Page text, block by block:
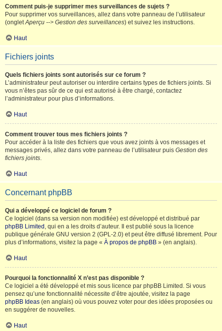
Comment puis-je supprimer mes surveillances de sujets ?
Pour supprimer vos surveillances, allez dans votre panneau de l’utilisateur
(ongletAperçu --> Gestion des surveillances) et suivez les instructions.
Haut
Fichiers joints
Quels fichiers joints sont autorisés sur ce forum ?
L’administrateur peut autoriser ou interdire certains types de fichiers joints. Si
vous n’êtes pas sûr de ce qui est autorisé à être chargé, contactez
l’administrateur pour plus d’informations.
Haut
Comment trouver tous mes fichiers joints ?
Pour accéder à la liste des fichiers que vous avez joints à vos messages et
messages privés, allez dans votre panneau de l’utilisateur puis Gestion des
fichiers joints.
Haut
Concernant phpBB
Qui a développé ce logiciel de forum ?
Ce logiciel (dans sa version non modifiée) est développé et distribué par
phpBB Limited , qui en a les droits d’auteur. Il est publié sous la licence
publique générale GNU version 2 (GPL-2.0) et peut être diffusé librement. Pour
plus d’informations, visitez la page « À propos de phpBB » (en anglais).
Haut
Pourquoi la fonctionnalité X n’est pas disponible ?
Ce logiciel a été développé et mis sous licence par phpBB Limited. Si vous
pensez qu’une fonctionnalité nécessite d’être ajoutée, visitez la page
phpBB Ideas (en anglais) où vous pouvez voter pour des idées proposées ou
en suggérer de nouvelles.
Haut